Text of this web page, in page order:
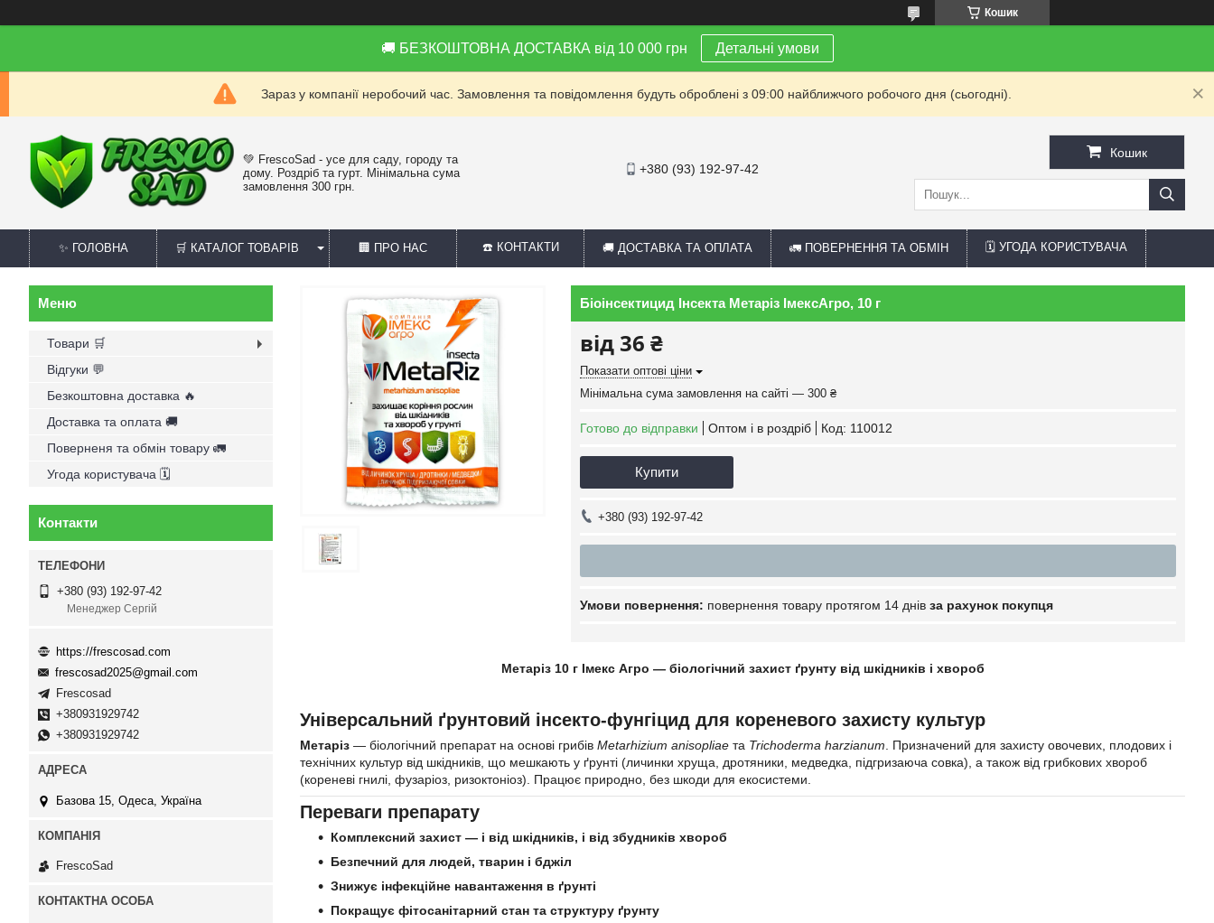
Кошик
🚚 БЕЗКОШТОВНА ДОСТАВКА від 10 000 грн Детальні умови
Зараз у компанії неробочий час. Замовлення та повідомлення будуть оброблені з 09:00 найближчого робочого дня (сьогодні).
💚 FrescoSad - усе для саду, городу та
дому. Роздріб та гурт. Мінімальна сума
замовлення 300 грн.
+380 (93) 192-97-42
Кошик
✨ ГОЛОВНА 🛒 КАТАЛОГ ТОВАРІВ 🏢 ПРО НАС ☎️ КОНТАКТИ 🚚 ДОСТАВКА ТА ОПЛАТА 🚛 ПОВЕРНЕННЯ ТА ОБМІН 🗓 УГОДА КОРИСТУВАЧА
Біоінсектицид Інсекта Метаріз ІмексАгро, 10 г
від 36 ₴
Показати оптові ціни
Мінімальна сума замовлення на сайті — 300 ₴
Готово до відправки Оптом і в роздріб Код: 110012
Купити
+380 (93) 192-97-42
повернення товару протягом 14 днів за рахунок покупця
Метаріз 10 г Імекс Агро — біологічний захист ґрунту від шкідників і хвороб
Універсальний ґрунтовий інсекто-фунгіцид для кореневого захисту культур
Метаріз — біологічний препарат на основі грибів Metarhizium anisopliae та Trichoderma harzianum . Призначений для захисту овочевих, плодових і
технічних культур від шкідників, що мешкають у ґрунті (личинки хруща, дротяники, медведка, підгризаюча совка), а також від грибкових хвороб
(кореневі гнилі, фузаріоз, ризоктоніоз). Працює природно, без шкоди для екосистеми.
Переваги препарату
Комплексний захист — і від шкідників, і від збудників хвороб
Безпечний для людей, тварин і бджіл
Знижує інфекційне навантаження в ґрунті
Покращує фітосанітарний стан та структуру ґрунту
Товари 🛒
Відгуки 💬
Безкоштовна доставка 🔥
Доставка та оплата 🚚
Поверненя та обмін товару 🚛
Угода користувача 🗓
Контакти
+380 (93) 192-97-42
Менеджер Сергій
https://frescosad.com
frescosad2025@gmail.com
Frescosad
+380931929742
+380931929742
Базова 15, Одеса, Україна
FrescoSad